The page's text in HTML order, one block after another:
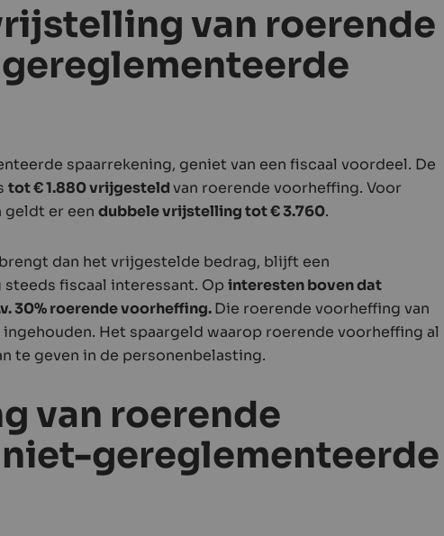
van roerende
spaarrekening, geniet van een fiscaal voordeel. De
tot € 1.880 vrijgesteld van roerende voorheffing. Voor
geldt er een dubbele vrijstelling tot € 3.760.
dan het vrijgestelde bedrag, blijft een
fiscaal interessant. Op interesten boven dat
30% roerende voorheffing.Die roerende voorheffing van
Het spaargeld waarop roerende voorheffing al
te geven in de personenbelasting.
van roerende
gereglementeerde